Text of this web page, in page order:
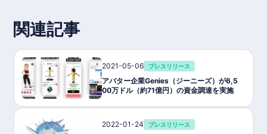
関連記事
2021-05-06 プレスリリース
アバター企業Genies（ジーニーズ）が6,5
00万ドル（約71億円）の資金調達を実施
2022-01-24 プレスリリース